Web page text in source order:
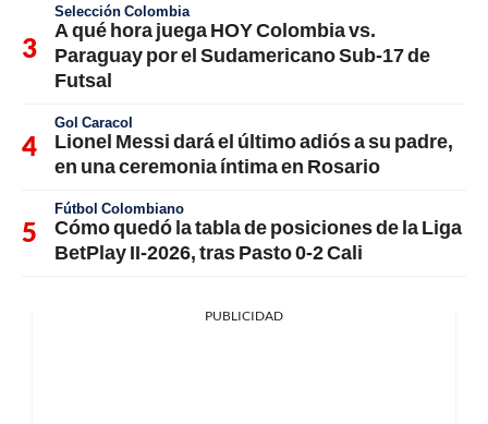
Selección Colombia
A qué hora juega HOY Colombia vs.
Paraguay por el Sudamericano Sub-17 de
Futsal
Gol Caracol
Lionel Messi dará el último adiós a su padre,
en una ceremonia íntima en Rosario
Fútbol Colombiano
Cómo quedó la tabla de posiciones de la Liga
BetPlay II-2026, tras Pasto 0-2 Cali
PUBLICIDAD